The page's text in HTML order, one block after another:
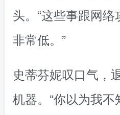
头。“这些事跟网
非常低。”
史蒂芬妮叹口气，
机器。“你以为我